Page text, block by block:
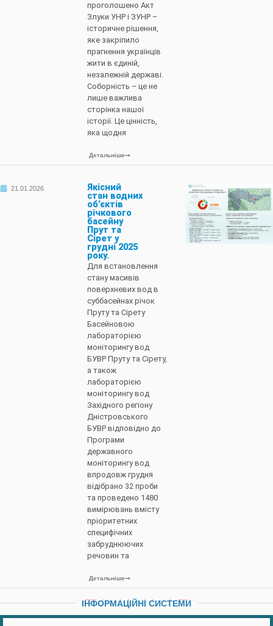
проголошено Акт
Злуки УНР і ЗУНР –
історичне рішення,
яке закріпило
прагнення українців
жити в єдиній,
незалежній державі.
Соборність – це не
лише важлива
сторінка нашої
історії. Це цінність,
яка щодня
Детальніше
21.01.2026
Якісний
стан водних
об’єктів
річкового
басейну
Прут та
Сірет у
грудні 2025
року.
Для встановлення
стану масивів
поверхневих вод в
суббасейнах річок
Пруту та Сірету
Басейновою
лабораторією
моніторингу вод
БУВР Пруту та Сірету,
а також
лабораторією
моніторингу вод
Західного регіону
Дністровського
БУВР відповідно до
Програми
державного
моніторингу вод
впродовж грудня
відібрано 32 проби
та проведено 1480
вимірювань вмісту
пріоритетних
специфічних
забруднюючих
речовин та
Детальніше
« Попередня 1 5 6 7 8 9 15 Наступна »
ІНФОРМАЦІЙНІ СИСТЕМИ